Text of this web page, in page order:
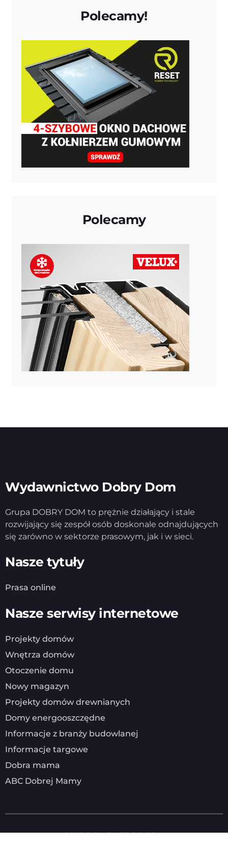
Polecamy!
Polecamy
Wydawnictwo Dobry Dom
Grupa DOBRY DOM to prężnie działający i stale
rozwijający się zespół osób doskonale odnajdujących
się zarówno w sektorze prasowym, jak i w sieci.
Nasze tytuły
Prasa online
Nasze serwisy internetowe
Projekty domów
Wnętrza domów
Otoczenie domu
Nowy magazyn
Projekty domów drewnianych
Domy energooszczędne
Informacje z branży budowlanej
Informacje targowe
Dobra mama
ABC Dobrej Mamy
2025DOMENERGO.COM